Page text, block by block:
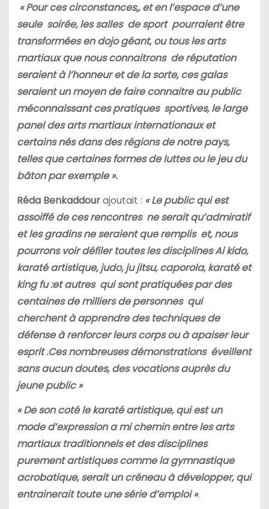
« Pour ces circonstances,, et en l’espace d’une
seule soirée, les salles de sport pourraient être
transformées en dojo géant, ou tous les arts
martiaux que nous connaitrons de réputation
seraient à l’honneur et de la sorte, ces galas
seraient un moyen de faire connaitre au public
méconnaissant ces pratiques sportives, le large
panel des arts martiaux internationaux et
certains nés dans des régions de notre pays,
telles que certaines formes de luttes ou le jeu du
bâton par exemple ».
Réda Benkaddourajoutait : « Le public qui est
assoiffé de ces rencontres ne serait qu’admiratif
et les gradins ne seraient que remplis et, nous
pourrons voir défiler toutes les disciplines Ai kido,
karaté artistique, judo, ju jitsu, caporola, karaté et
king fu :et autres qui sont pratiquées par des
centaines de milliers de personnes qui
cherchent à apprendre des techniques de
défense à renforcer leurs corps ou à apaiser leur
esprit .Ces nombreuses démonstrations éveillent
sans aucun doutes, des vocations auprès du
jeune public »
« De son coté le karaté artistique, qui est un
mode d’expression a mi chemin entre les arts
martiaux traditionnels et des disciplines
purement artistiques comme la gymnastique
acrobatique, serait un créneau à développer, qui
entrainerait toute une série d’emploi ».